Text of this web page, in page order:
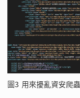
圖3 用來擾亂資安爬